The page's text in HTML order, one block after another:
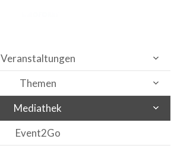
Veranstaltungen
Themen
Mediathek
Event2Go